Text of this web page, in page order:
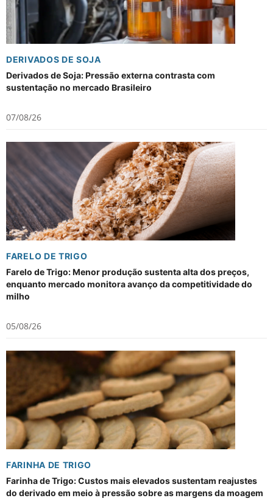
DERIVADOS DE SOJA
Derivados de Soja: Pressão externa contrasta com
sustentação no mercado Brasileiro
07/08/26
FARELO DE TRIGO
Farelo de Trigo: Menor produção sustenta alta dos preços,
enquanto mercado monitora avanço da competitividade do
milho
05/08/26
FARINHA DE TRIGO
Farinha de Trigo: Custos mais elevados sustentam reajustes
do derivado em meio à pressão sobre as margens da moagem